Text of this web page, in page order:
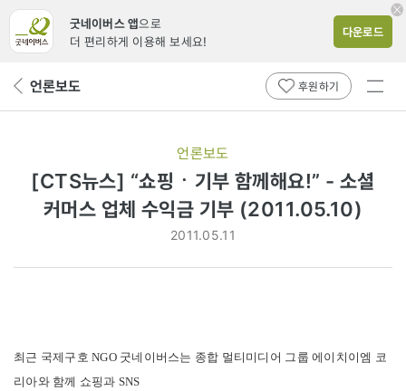
굿네이버스 앱으로
더 편리하게 이용해 보세요!
다운로드
뒤 언론보도 후원하기
전체
언론보도
[CTS뉴스] “쇼핑ㆍ기부 함께해요!” - 소셜
커머스 업체 수익금 기부 (2011.05.10)
2011.05.11
최근 국제구호 NGO 굿네이버스는 종합 멀티미디어 그룹 에이치이엠 코
리아와 함께 쇼핑과 SNS